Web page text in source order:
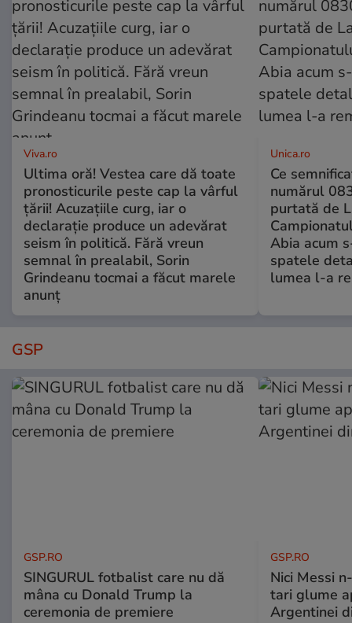
Viva.ro
Ultima oră! Vestea care dă toate
pronosticurile peste cap la vârful
țării! Acuzațiile curg, iar o
declarație produce un adevărat
seism în politică. Fără vreun
semnal în prealabil, Sorin
Grindeanu tocmai a făcut marele
anunț
Unica.ro
Ce
numărul
purtată de
Abia acum
spatele
lumea l-a
GSP
GSP.RO
SINGURUL fotbalist care nu dă
mâna cu Donald Trump la
ceremonia de premiere
GSP.RO
Nici Messi
tari glume
Argentinei